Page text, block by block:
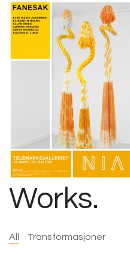
Works.
All Transformasjoner